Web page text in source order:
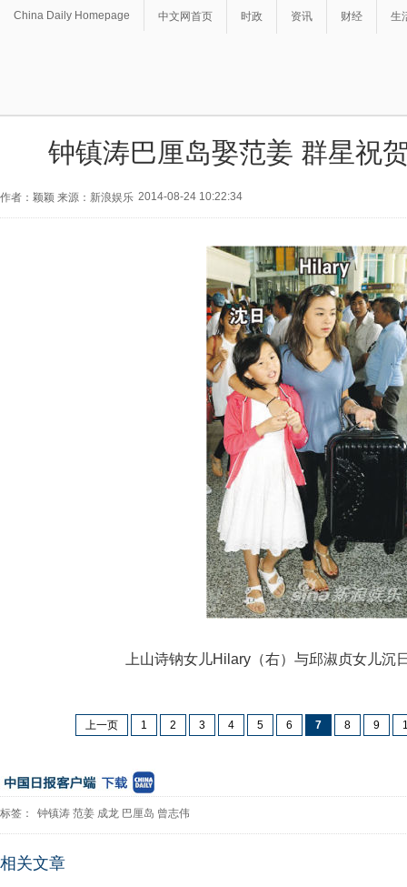
China Daily Homepage 中文网首页 时政 资讯 财经 生
钟镇涛巴厘岛娶范姜 群星祝
作者：颖颖 来源：新浪娱乐 2014-08-24 10:22:34
上山诗钠女儿Hilary（右）与邱淑贞女儿沉
上一页 1 2 3 4 5 6 7 8 9
标签： 钟镇涛 范姜 成龙 巴厘岛 曾志伟
相关文章